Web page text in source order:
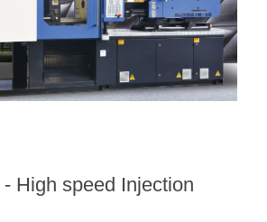
High speed Injection